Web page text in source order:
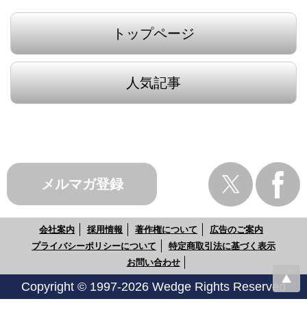
トップページ
人気記事
メルマガ登録
会社案内 採用情報 著作権について
広告のご案内
プライバシーポリシーについて
特定商取引法に基づく表示
お問い合わせ
Copyright © 1997-2026 Wedge Rights Reserved